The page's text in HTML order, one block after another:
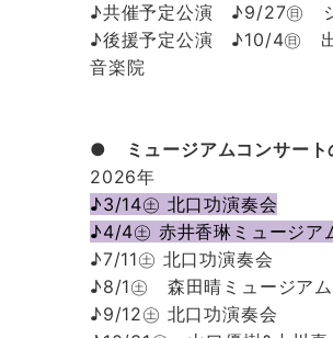
♪共催予定公演 ♪9/27㊐ シ
♪後援予定公演 ♪10/4㊐ 出
音楽院
●
ミュージアムコンサート
2026年
♪3/14㊏ 北口功演奏会
♪4/4㊏ 赤井香琳ミュージア
♪7/11㊏ 北口功演奏会
♪8/1㊏ 森田晴ミュージアム
♪9/12㊏ 北口功演奏会